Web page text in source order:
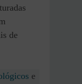
de
e